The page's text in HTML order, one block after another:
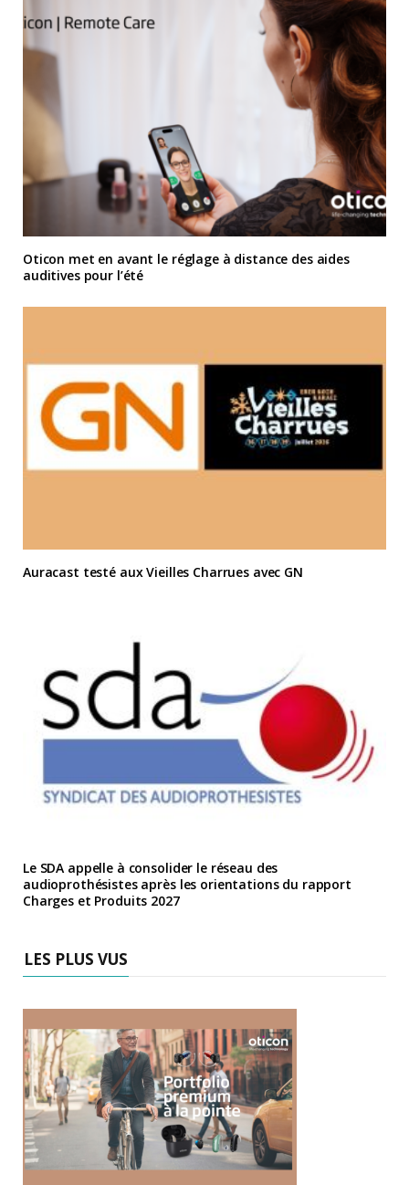
Oticon met en avant le réglage à distance des aides
auditives pour l’été
Auracast testé aux Vieilles Charrues avec GN
Le SDA appelle à consolider le réseau des
audioprothésistes après les orientations du rapport
Charges et Produits 2027
LES PLUS VUS